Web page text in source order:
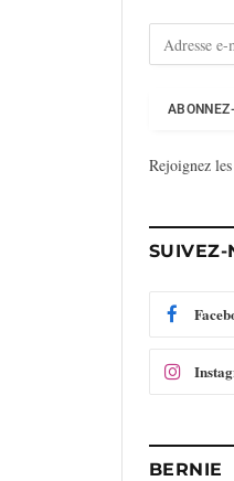
e
m
a
Rejoignez
SUIVEZ-
BERNIE